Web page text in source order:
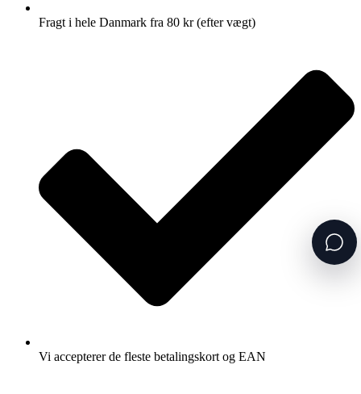
Fragt i hele Danmark fra 80 kr (efter vægt)
Vi accepterer de fleste betalingskort og EAN